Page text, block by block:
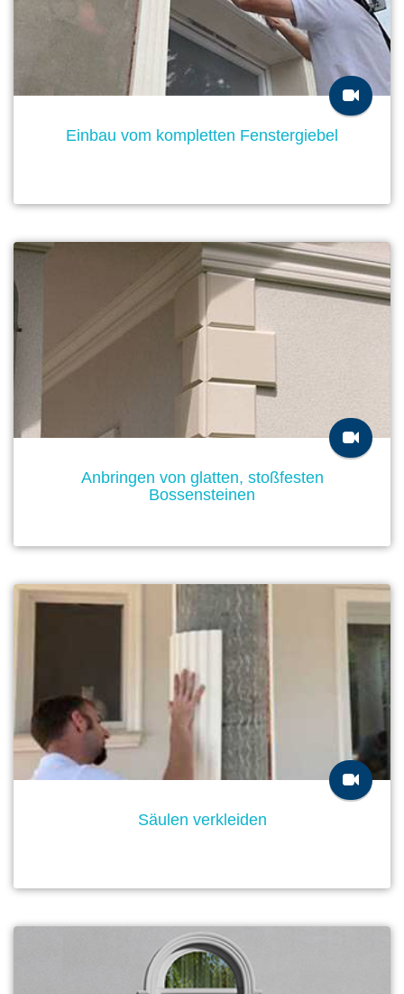
Einbau vom kompletten Fenstergiebel
Anbringen von glatten, stoßfesten
Bossensteinen
Säulen verkleiden